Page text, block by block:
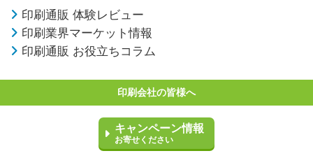
印刷通販 体験レビュー
印刷業界マーケット情報
印刷通販 お役立ちコラム
印刷会社の皆様へ
キャンペーン情報
お寄せください